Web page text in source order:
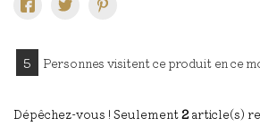
5 Personnes visitent ce produit en ce
Dépêchez-vous ! Seulement2 article(s)